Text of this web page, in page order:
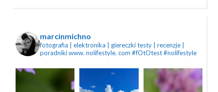
marcinmichno
fotografia | elektronika | giereczkitesty | recenzje |
poradnikiwww. nolifestyle. com #fOtOtest #nolifestyle